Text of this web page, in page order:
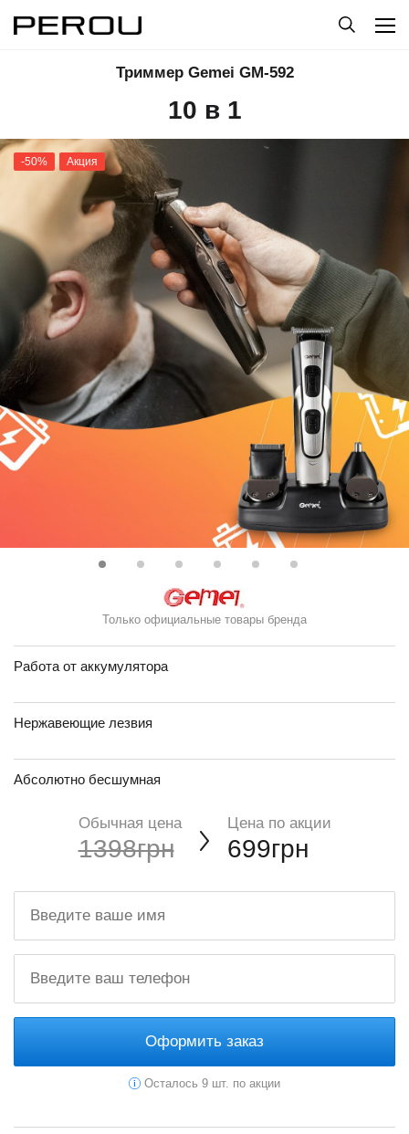
Триммер Gemei GM-592
10 в 1
-50% Акция
Только официальные товары бренда
Работа от аккумулятора
Нержавеющие лезвия
Абсолютно бесшумная
Обычная цена
1398грн
Цена по акции
699грн
Оформить заказ
Осталось 9 шт. по акции